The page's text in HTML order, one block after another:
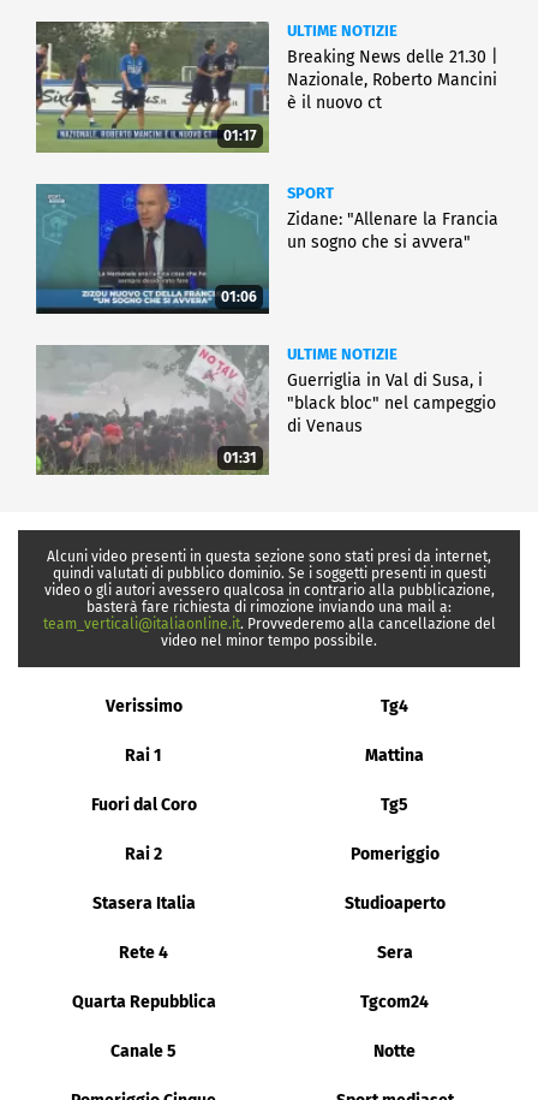
01:17
ULTIME NOTIZIE
Breaking News delle 21.30 |
Nazionale, Roberto Mancini
è il nuovo ct
01:06
SPORT
Zidane: "Allenare la Francia
un sogno che si avvera"
01:31
ULTIME NOTIZIE
Guerriglia in Val di Susa, i
"black bloc" nel campeggio
di Venaus
Alcuni video presenti in questa sezione sono stati presi da internet,
quindi valutati di pubblico dominio. Se i soggetti presenti in questi
video o gli autori avessero qualcosa in contrario alla pubblicazione,
basterà fare richiesta di rimozione inviando una mail a:
team_verticali@italiaonline.it. Provvederemo alla cancellazione del
video nel minor tempo possibile.
Verissimo Tg4
Rai 1 Mattina
Fuori dal Coro Tg5
Rai 2 Pomeriggio
Stasera Italia Studioaperto
Rete 4 Sera
Quarta Repubblica Tgcom24
Canale 5 Notte